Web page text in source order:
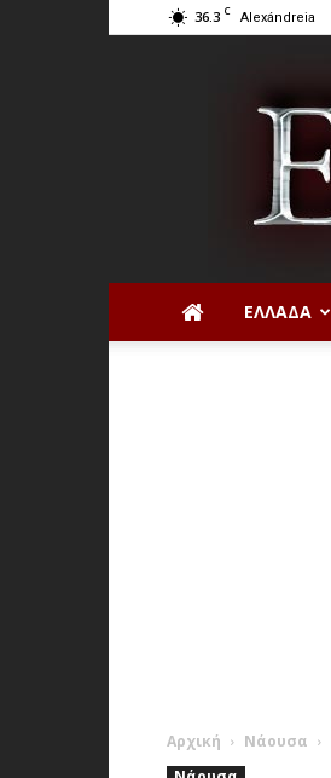
36.3 C Alexándreia
ΕΛΛΆΔΑ
Αρχική Νάουσα